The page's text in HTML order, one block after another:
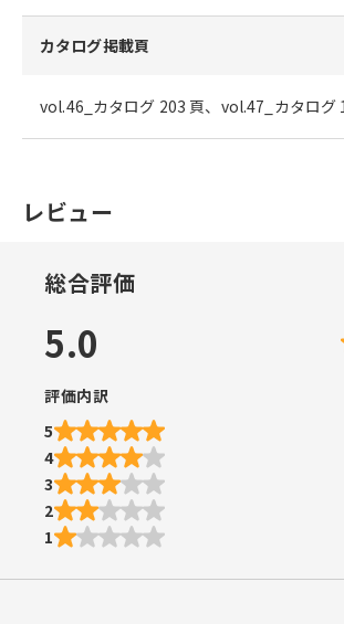
カタログ掲載頁
vol.46_カタログ 203 頁、vol.47_カタログ
レビュー
総合評価
5.0
評価内訳
5
4
3
2
1